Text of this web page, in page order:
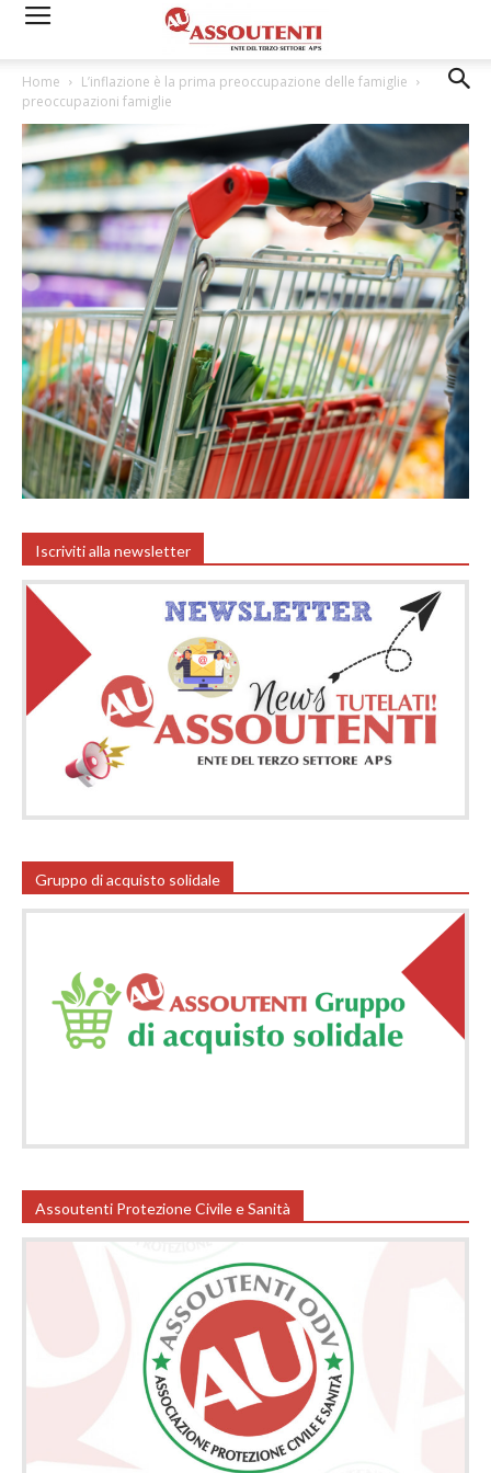
Home
L’inflazione è la prima preoccupazione delle famiglie
preoccupazioni famiglie
Iscriviti alla newsletter
Gruppo di acquisto solidale
Assoutenti Protezione Civile e Sanità